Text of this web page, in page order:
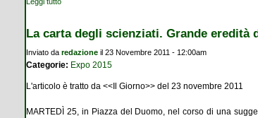
La carta degli scienziati. Grande eredità
Inviato da redazione il 23 Novembre 2011 - 12:00am
Categorie: Expo 2015
L'articolo è tratto da <<Il Giorno>> del 23 novembre 2011
MARTEDÌ 25, in Piazza del Duomo, nel corso di una